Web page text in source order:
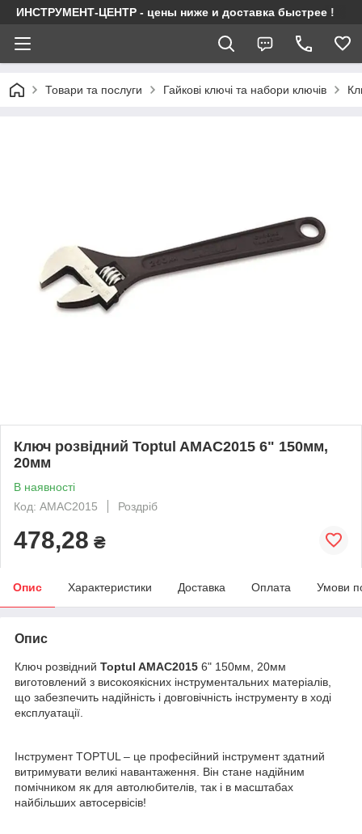
ИНСТРУМЕНТ-ЦЕНТР - цены ниже и доставка быстрее !
Товари та послуги Гайкові ключі та набори ключів
Ключ розвідний Toptul AMAC2015 6" 150мм,
20мм
В наявності
Код: AMAC2015
Роздріб
478,28 ₴
Опис Характеристики Доставка Оплата Умови
Опис
Ключ розвідний Toptul AMAC2015 6" 150мм, 20мм
виготовлений з високоякісних інструментальних матеріалів,
що забезпечить надійність і довговічність інструменту в ході
експлуатації.
Інструмент TOPTUL – це професійний інструмент здатний
витримувати великі навантаження. Він стане надійним
помічником як для автолюбителів, так і в масштабах
найбільших автосервісів!